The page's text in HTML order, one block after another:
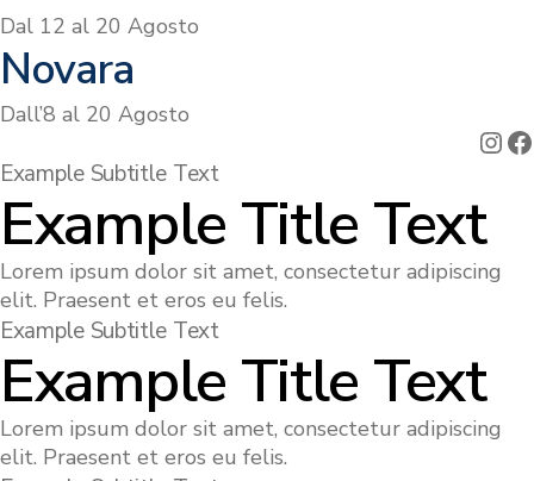
Dal 12 al 20 Agosto
Novara
Dall’8 al 20 Agosto
Example Subtitle Text
Example Title Text
Lorem ipsum dolor sit amet, consectetur adipiscing
elit. Praesent et eros eu felis.
Example Subtitle Text
Example Title Text
Lorem ipsum dolor sit amet, consectetur adipiscing
elit. Praesent et eros eu felis.